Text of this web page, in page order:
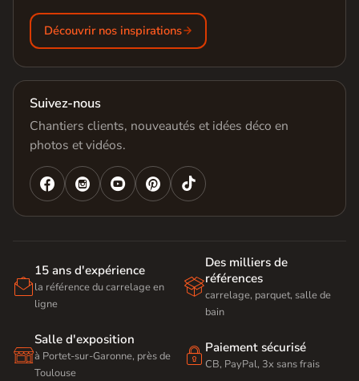
Découvrir nos inspirations
Suivez-nous
Chantiers clients, nouveautés et idées déco en
photos et vidéos.
   

15 ans d'expérience
la référence du carrelage en
ligne

Des milliers de
références
carrelage, parquet, salle de
bain

Salle d'exposition
à Portet-sur-Garonne, près de
Toulouse
 Paiement sécurisé
CB, PayPal, 3x sans frais